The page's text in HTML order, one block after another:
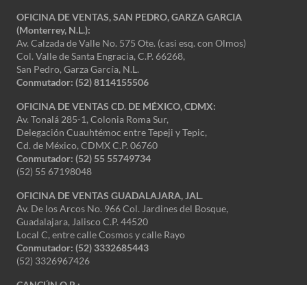
OFICINA DE VENTAS, SAN PEDRO, GARZA GARCIA
(Monterrey, N.L.):
Av. Calzada de Valle No. 575 Ote. (casi esq. con Olmos)
Col. Valle de Santa Engracia, C.P. 66268,
San Pedro, Garza García, N.L.
Conmutador: (52) 8114155506
OFICINA DE VENTAS CD. DE MÉXICO, CDMX:
Av. Tonalá 285-1, Colonia Roma Sur,
Delegación Cuauhtémoc entre Tepeji y Tepic,
Cd. de México, CDMX C.P. 06760
Conmutador: (52) 55 55749734
(52) 55 67198048
OFICINA DE VENTAS GUADALAJARA, JAL.
Av. De los Arcos No. 966 Col. Jardines del Bosque,
Guadalajara, Jalisco C.P. 44520
Local C, entre calle Cosmos y calle Rayo
Conmutador: (52) 3332685443
(52) 3326967426